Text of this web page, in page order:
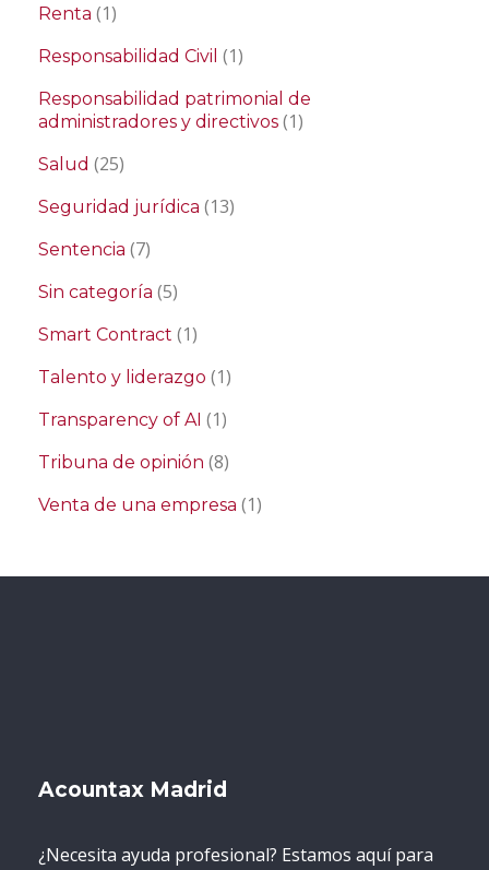
Renta (1)
Responsabilidad Civil (1)
Responsabilidad patrimonial de
administradores y directivos (1)
Salud (25)
Seguridad jurídica (13)
Sentencia (7)
Sin categoría (5)
Smart Contract (1)
Talento y liderazgo (1)
Transparency of AI (1)
Tribuna de opinión (8)
Venta de una empresa (1)
Acountax Madrid
¿Necesita ayuda profesional? Estamos aquí para